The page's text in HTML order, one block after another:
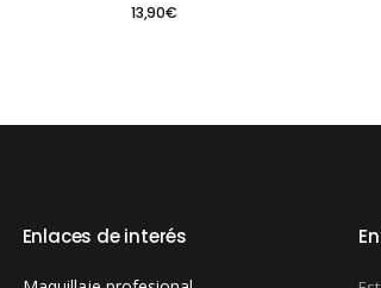
13,90€
Enlaces de interés